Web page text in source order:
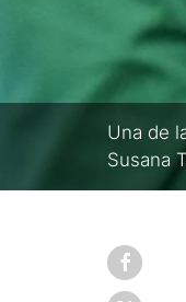
Una de
Susana